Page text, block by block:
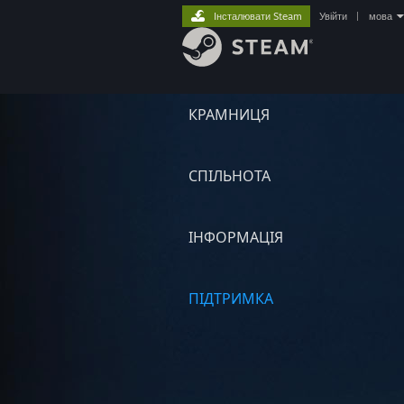
КРАМНИЦЯ
СПІЛЬНОТА
ІНФОРМАЦІЯ
ПІДТРИМКА
Інсталювати Steam Увійти мова